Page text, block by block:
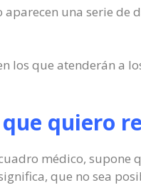
una serie de
los que atenderán a
quiero
médico,
que no sea